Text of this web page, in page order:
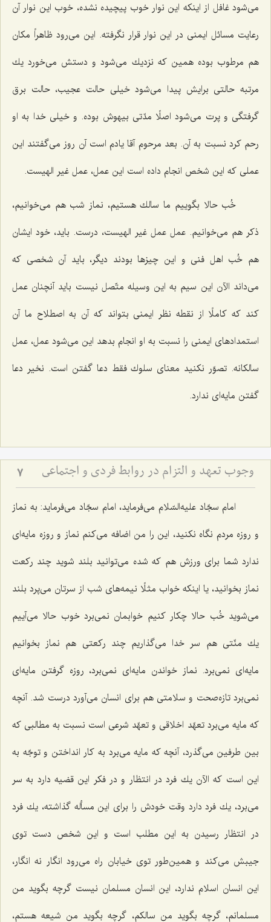
می‌شود غافل از اینكه این نوار خوب پیچیده نشده، خوب این نوار آن
رعایت مسائل ایمنی در این نوار قرار نگرفته. این می‌رود ظاهراً مكان
هم مرطوب بوده همین كه نزدیك می‌شود و دستش می‌خورد یك
مرتبه حالتی برایش پیدا می‌شود خیلی حالت عجیب، حالت برق
گرفتگی و پرت می‌شود اصلًا مدّتی بیهوش بوده. و خیلی خدا به او
رحم كرد نسبت به آن. بعد مرحوم آقا یادم است آن روز می‌گفتند این
عملی كه این شخص انجام داده است این عمل، عمل غیر الهیست.
خُب حالا بگوییم ما سالك هستیم، نماز شب هم می‌خوانیم،
ذكر هم می‌خوانیم. عمل عمل غیر الهیست، درست. باید، خود ایشان
هم خُب اهل فنی و این چیزها بودند دیگر، باید آن شخصی كه
می‌داند الآن این سیم به این وسیله متّصل نیست باید آنچنان عمل
كند كه كاملًا از نقطه نظر ایمنی بتواند كه آن به اصطلاح ما آن
استمدادهای ایمنی را نسبت به او انجام بدهد این می‌شود عمل، عمل
سالكانه. تصوّر نكنید معنای سلوك فقط دعا گفتن است. نخیر دعا
گفتن مایه‌ای ندارد.
وجوب تعهد و التزام در روابط فردى و اجتماعى 7
امام سجّاد علیه‌السّلام می‌فرماید، امام سجّاد می‌فرماید: به نماز
و روزه مردم نگاه نكنید، این را من اضافه می‌كنم نماز و روزه مایه‌ای
ندارد شما برای ورزش هم كه شده می‌توانید بلند شوید چند ركعت
نماز بخوانید، یا اینكه خواب مثلًا نیمه‌های شب از سرتان می‌پرد بلند
می‌شوید خُب حالا چكار كنیم خوابمان نمی‌برد خوب حالا می‌آییم
یك منّتی هم سر خدا می‌گذاریم چند ركعتی هم نماز بخوانیم
مایه‌ای نمی‌برد. نماز خواندن مایه‌ای نمی‌برد، روزه گرفتن مایه‌ای
نمی‌برد تازه‌صحت و سلامتی هم برای انسان می‌آورد درست شد. آنچه
كه مایه می‌برد تعهّد اخلاقی و تعهّد شرعی است نسبت به مطالبی كه
بین طرفین می‌گذرد، آنچه كه مایه می‌برد به كار انداختن و توجّه به
این است كه الآن یك فرد در انتظار و در فكر این قضیه دارد به سر
می‌برد، یك فرد دارد وقت خودش را برای این مسأله گذاشته، یك فرد
در انتظار رسیدن به این مطلب است و این شخص دست توی
جیبش می‌كند و همین‌طور توی خیابان راه می‌رود انگار نه انگار،
این انسان اسلام ندارد، این انسان مسلمان نیست گرچه بگوید من
مسلمانم، گرچه بگوید من سالكم، گرچه بگوید من شیعه هستم،